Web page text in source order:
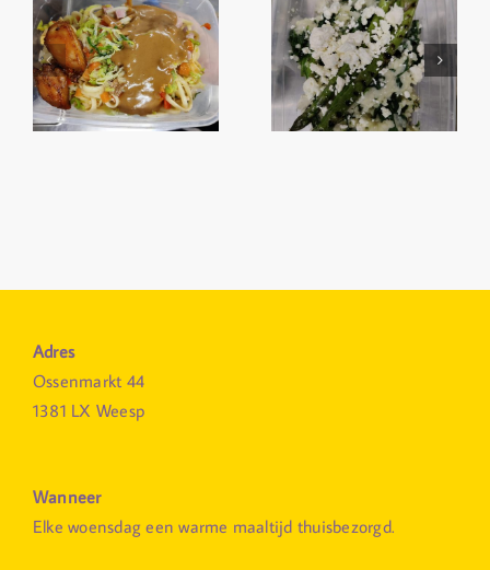
Adres
Ossenmarkt 44
1381 LX Weesp
Wanneer
Elke woensdag een warme maaltijd thuisbezorgd.